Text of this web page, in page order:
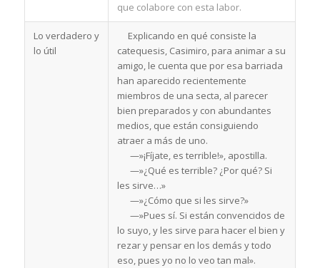
que colabore con esta labor.
Lo verdadero y
lo útil
Explicando en qué consiste la
catequesis, Casimiro, para animar a su
amigo, le cuenta que por esa barriada
han aparecido recientemente
miembros de una secta, al parecer
bien preparados y con abundantes
medios, que están consiguiendo
atraer a más de uno.
—»¡Fíjate, es terrible!», apostilla.
—»¿Qué es terrible? ¿Por qué? Si
les sirve…»
—»¿Cómo que si les sirve?»
—»Pues sí. Si están convencidos de
lo suyo, y les sirve para hacer el bien y
rezar y pensar en los demás y todo
eso, pues yo no lo veo tan mal».